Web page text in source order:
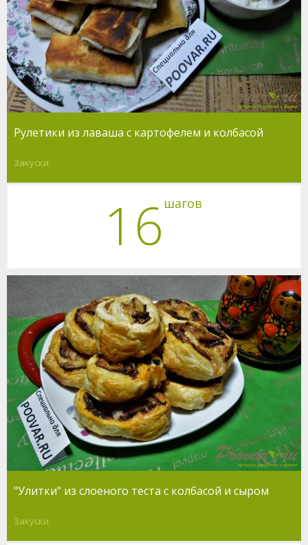
Рулетики из лаваша с картофелем и колбасой
Закуски
16 шагов
"Улитки" из слоеного теста с колбасой и сыром
Закуски